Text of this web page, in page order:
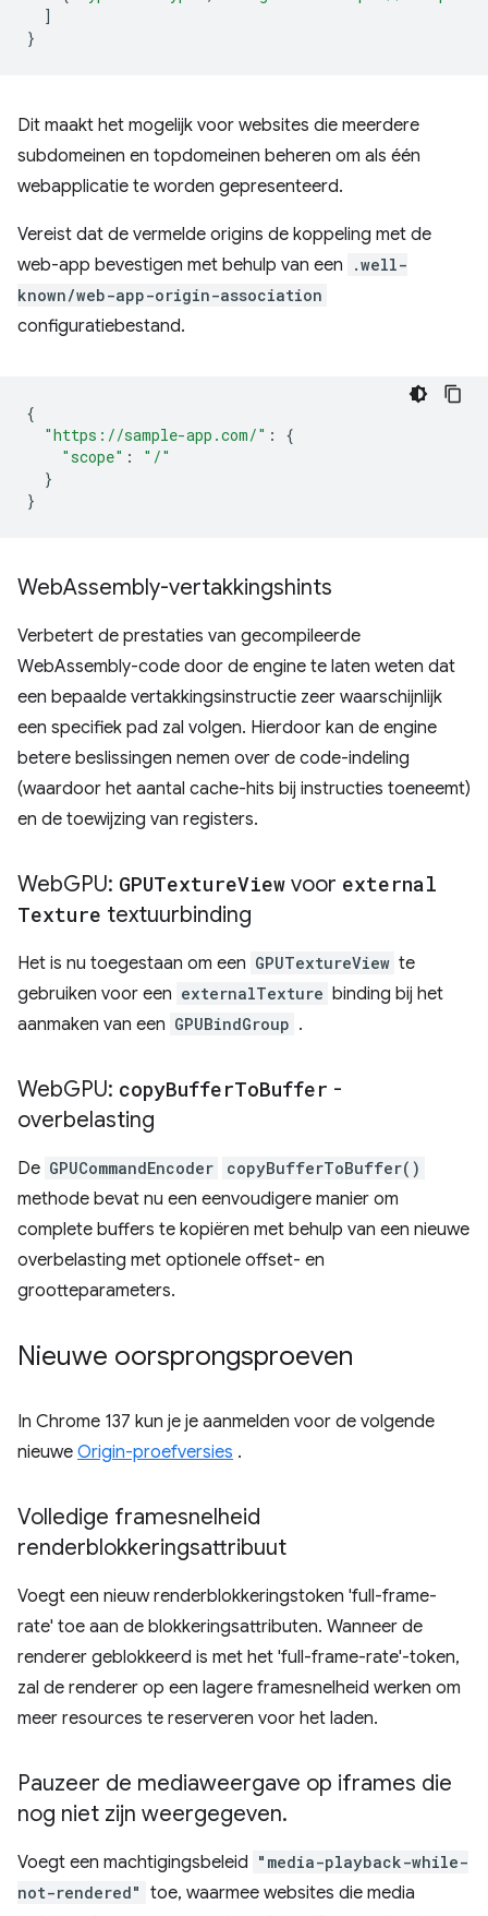
]
}
Dit maakt het mogelijk voor websites die meerdere
subdomeinen en topdomeinen beheren om als één
webapplicatie te worden gepresenteerd.
Vereist dat de vermelde origins de koppeling met de
web-app bevestigen met behulp van een
.well-
known/web-app-origin-association
configuratiebestand.
{
"https://sample-app.com/" :
{
"scope" :
"/"
}
}
WebAssembly-vertakkingshints
Verbetert de prestaties van gecompileerde
WebAssembly-code door de engine te laten weten dat
een bepaalde vertakkingsinstructie zeer waarschijnlijk
een specifiek pad zal volgen. Hierdoor kan de engine
betere beslissingen nemen over de code-indeling
(waardoor het aantal cache-hits bij instructies toeneemt)
en de toewijzing van registers.
WebGPU: GPUTextureView voor external
Texture textuurbinding
Het is nu toegestaan ​​om een GPUTextureView te
gebruiken voor een externalTexture binding bij het
aanmaken van een GPUBindGroup .
WebGPU: copyBufferToBuffer -
overbelasting
De GPUCommandEncoder copyBufferToBuffer()
methode bevat nu een eenvoudigere manier om
complete buffers te kopiëren met behulp van een nieuwe
overbelasting met optionele offset- en
grootteparameters.
Nieuwe oorsprongsproeven
In Chrome 137 kun je je aanmelden voor de volgende
nieuwe Origin-proefversies .
Volledige framesnelheid
renderblokkeringsattribuut
Voegt een nieuw renderblokkeringstoken 'full-frame-
rate' toe aan de blokkeringsattributen. Wanneer de
renderer geblokkeerd is met het 'full-frame-rate'-token,
zal de renderer op een lagere framesnelheid werken om
meer resources te reserveren voor het laden.
Pauzeer de mediaweergave op iframes die
nog niet zijn weergegeven.
Voegt een machtigingsbeleid "media-playback-while-
not-rendered" toe, waarmee websites die media